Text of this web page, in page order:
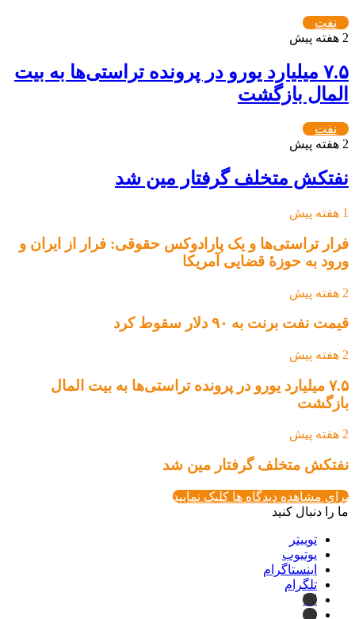
نفت
2 هفته پیش
۷.۵ میلیارد یورو در پرونده تراستی‌ها به بیت
المال بازگشت
نفت
2 هفته پیش
نفتکش متخلف گرفتار مین شد
1 هفته پیش
فرار تراستی‌ها و یک پارادوکس حقوقی: فرار از ایران و
ورود به حوزۀ قضایی آمریکا
2 هفته پیش
قیمت نفت برنت به ۹۰ دلار سقوط کرد
2 هفته پیش
۷.۵ میلیارد یورو در پرونده تراستی‌ها به بیت المال
بازگشت
2 هفته پیش
نفتکش متخلف گرفتار مین شد
برای مشاهده دیدگاه ها کلیک نمایید
ما را دنبال کنید
توییتر
یوتیوب
اینستاگرام
تلگرام
ایتا
بله